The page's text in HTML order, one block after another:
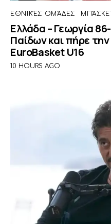
ΕΘΝΙΚΈΣ ΟΜΆΔΕΣ
Ελλάδα – Γεωργία
Παίδων και πήρε
EuroBasket U16
10 HOURS AGO